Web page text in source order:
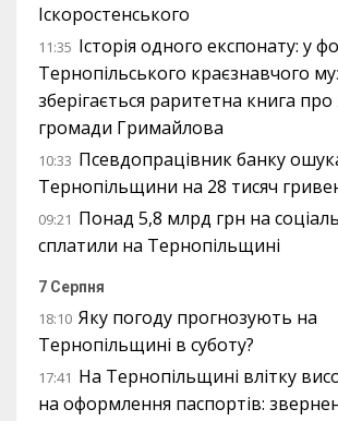
Іскоростенського
11:35 Історія одного експонату: у
Тернопільського краєзнавчого
зберігається раритетна книга
громади Гримайлова
10:33 Псевдопрацівник банку
Тернопільщини на 28 тисяч
09:21 Понад 5,8 млрд грн на
сплатили на Тернопільщині
7 Серпня
18:10 Яку погоду прогнозують на
Тернопільщині в суботу?
17:41 На Тернопільщині влітку
на оформлення паспортів: